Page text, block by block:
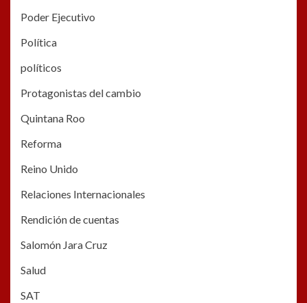
Poder Ejecutivo
Política
políticos
Protagonistas del cambio
Quintana Roo
Reforma
Reino Unido
Relaciones Internacionales
Rendición de cuentas
Salomón Jara Cruz
Salud
SAT